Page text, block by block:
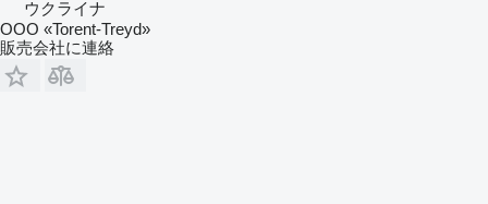
ウクライナ
OOO «Torent-Treyd»
販売会社に連絡